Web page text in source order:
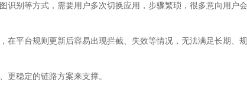
识别等方式，需要用户多次切换应用，步骤繁琐，很多意向用户会
在平台规则更新后容易出现拦截、失效等情况，无法满足长期、规
稳定的链路方案来支撑。